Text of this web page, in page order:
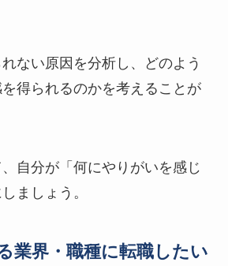
ない原因を分析し、どのよう
得られるのかを考えることが
自分が「何にやりがいを感じ
ましょう。
業界・職種に転職したい